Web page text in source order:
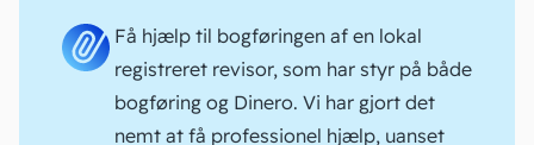
Få hjælp til bogføringen af en lokal
registreret revisor, som har styr på både
bogføring og Dinero. Vi har gjort det
nemt at få professionel hjælp, uanset